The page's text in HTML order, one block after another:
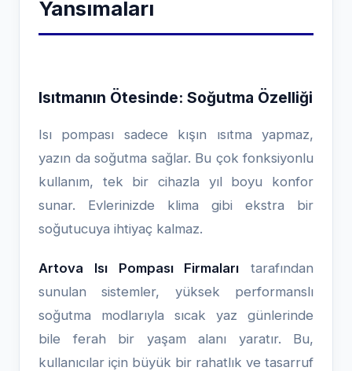
Yansımaları
Isıtmanın Ötesinde: Soğutma Özelliği
Isı pompası sadece kışın ısıtma yapmaz,
yazın da soğutma sağlar. Bu çok fonksiyonlu
kullanım, tek bir cihazla yıl boyu konfor
sunar. Evlerinizde klima gibi ekstra bir
soğutucuya ihtiyaç kalmaz.
Artova Isı Pompası Firmaları tarafından
sunulan sistemler, yüksek performanslı
soğutma modlarıyla sıcak yaz günlerinde
bile ferah bir yaşam alanı yaratır. Bu,
kullanıcılar için büyük bir rahatlık ve tasarruf